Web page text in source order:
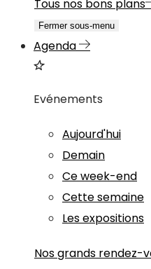
Tous nos bons plans
Fermer sous-menu
Agenda
Evénements
Aujourd'hui
Demain
Ce week-end
Cette semaine
Les expositions
Nos grands rendez-